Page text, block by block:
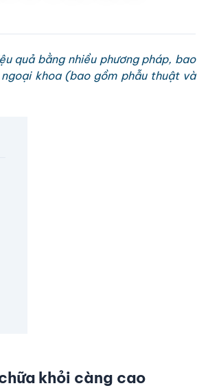
quả bằng nhiều phương pháp, bao
khoa (bao gồm phẫu thuật và
khỏi càng cao